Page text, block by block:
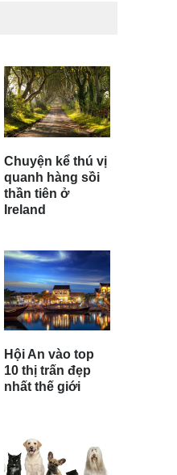
Chuyện kể thú vị
quanh hàng sồi
thần tiên ở
Ireland
Hội An vào top
10 thị trấn đẹp
nhất thế giới